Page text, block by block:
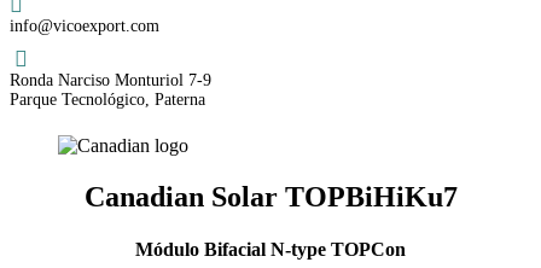
Email
info@vicoexport.com
Dirección
Ronda Narciso Monturiol 7-9
Parque Tecnológico, Paterna
Canadian SolarTOPBiHiKu7
Módulo Bifacial N-type TOPCon